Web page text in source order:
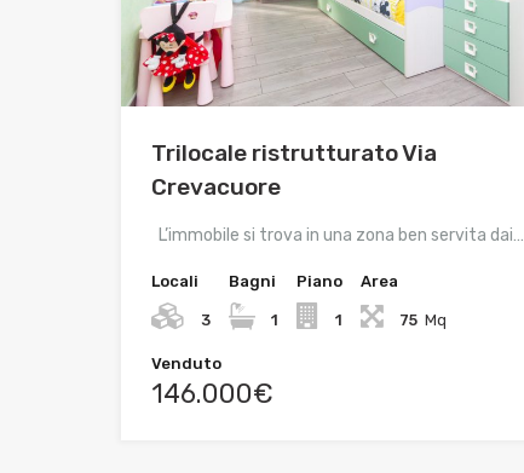
Trilocale ristrutturato Via
Crevacuore
L’immobile si trova in una zona ben servita dai…
Locali
3
Bagni
1
Piano
1
Area
75 Mq
Venduto
146.000€